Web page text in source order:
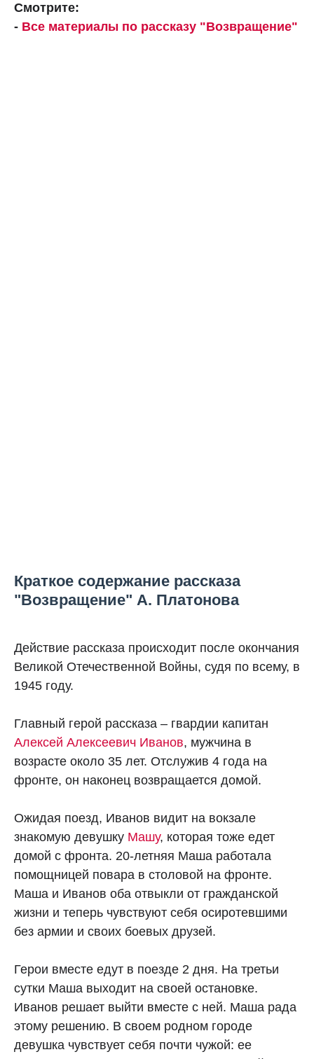
Смотрите:
- Все материалы по рассказу "Возвращение"
Краткое содержание рассказа
"Возвращение" А. Платонова
Действие рассказа происходит после окончания
Великой Отечественной Войны, судя по всему, в
1945 году.
Главный герой рассказа – гвардии капитан
Алексей Алексеевич Иванов, мужчина в
возрасте около 35 лет. Отслужив 4 года на
фронте, он наконец возвращается домой.
Ожидая поезд, Иванов видит на вокзале
знакомую девушку Машу, которая тоже едет
домой с фронта. 20-летняя Маша работала
помощницей повара в столовой на фронте.
Маша и Иванов оба отвыкли от гражданской
жизни и теперь чувствуют себя осиротевшими
без армии и своих боевых друзей.
Герои вместе едут в поезде 2 дня. На третьи
сутки Маша выходит на своей остановке.
Иванов решает выйти вместе с ней. Маша рада
этому решению. В своем родном городе
девушка чувствует себя почти чужой: ее